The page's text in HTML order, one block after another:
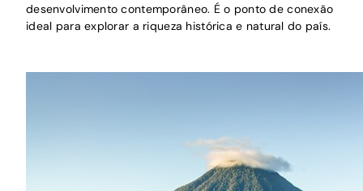
desenvolvimento contemporâneo. É o ponto de conexão
ideal para explorar a riqueza histórica e natural do país.